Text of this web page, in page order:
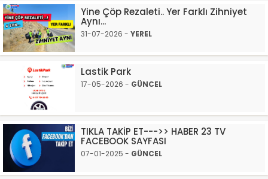
Yine Çöp Rezaleti.. Yer Farklı Zihniyet
Aynı...
31-07-2026 - YEREL
Lastik Park
17-05-2026 - GÜNCEL
TIKLA TAKİP ET--->> HABER 23 TV
FACEBOOK SAYFASI
07-01-2025 - GÜNCEL